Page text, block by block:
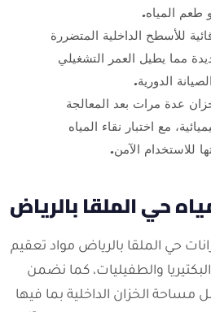
طعم المياه.
للأسطح الداخلية المتضررة
مما يطيل العمر التشغيلي
الدورية.
عدة مرات بعد المعالجة
مع اختبار نقاء المياه
للاستخدام الآمن.
حي الملقا بالرياض
حي الملقا بالرياض مواد تعقيم
والطفيليات، كما نضمن
الخزان الداخلية بما فيها